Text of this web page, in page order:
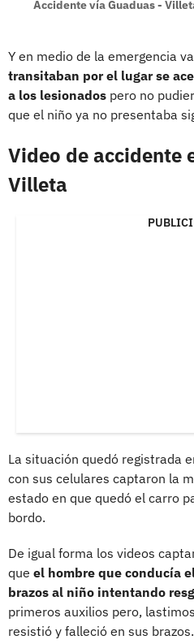
Accidente vía Guaduas -
Y en medio de la emergencia
transitaban por el lugar se
a los lesionados pero no
que el niño ya no presentaba
Video de accidente
Villeta
La situación quedó registrada
con sus celulares captaron la
estado en que quedó el carro
bordo.
De igual forma los videos
que el hombre que conducía
brazos al niño intentando
primeros auxilios pero,
resistió y falleció en sus brazos.